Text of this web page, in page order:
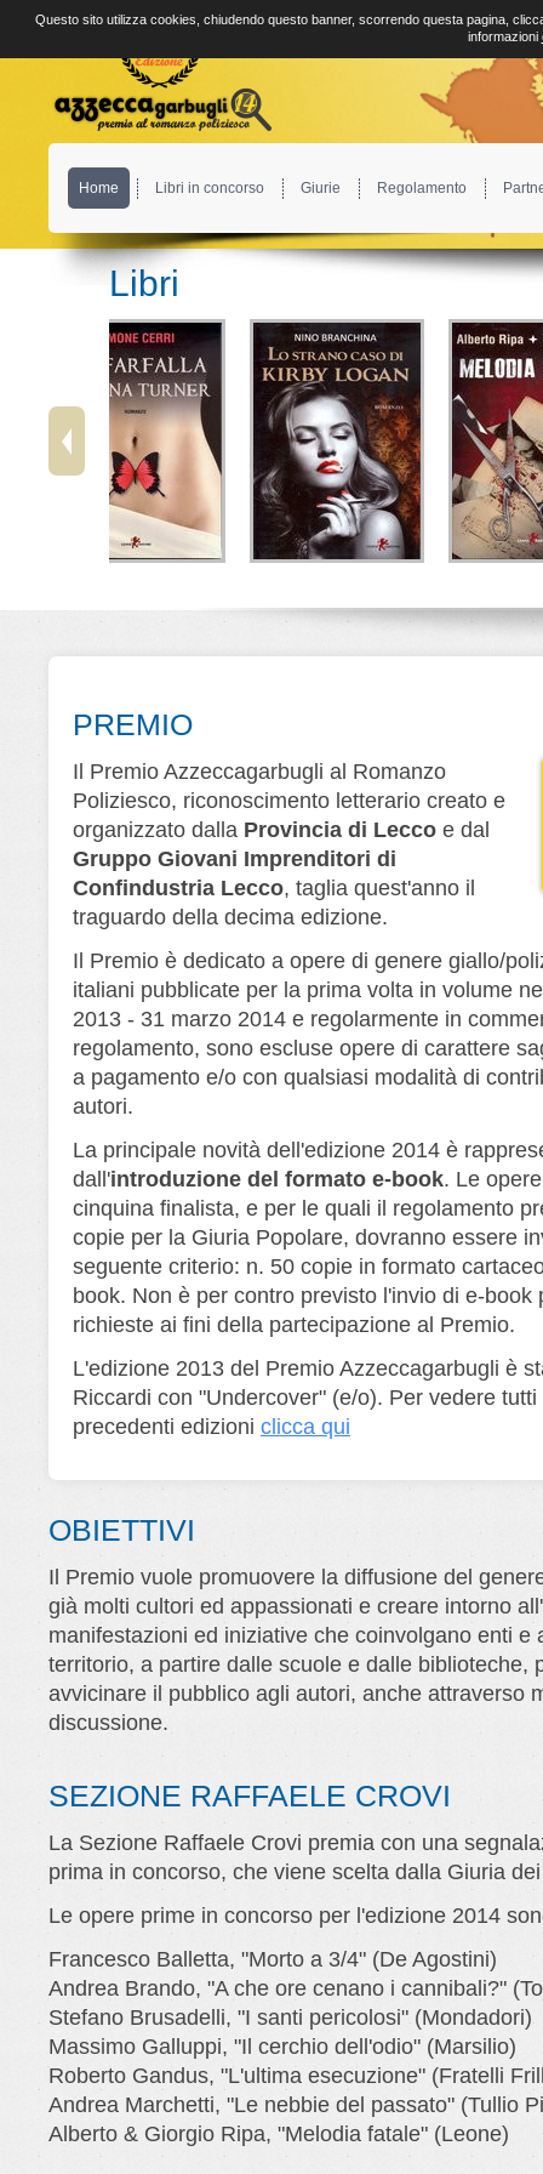
Home Libri in concorso Giurie Regolamento
Libri
Ripa
PREMIO
Il Premio Azzeccagarbugli al Romanzo
Poliziesco, riconoscimento letterario creato e
organizzato dalla Provincia di Lecco e dal
Gruppo Giovani Imprenditori di
Confindustria Lecco, taglia quest'anno il
traguardo della decima edizione.
Il Premio è dedicato a opere di genere giallo/
italiani pubblicate per la prima volta in volume
2013 - 31 marzo 2014 e regolarmente in
regolamento, sono escluse opere di carattere
a pagamento e/o con qualsiasi modalità di
autori.
La principale novità dell'edizione 2014 è
dall'introduzione del formato e-book. Le
cinquina finalista, e per le quali il regolamento
copie per la Giuria Popolare, dovranno essere
seguente criterio: n. 50 copie in formato
book. Non è per contro previsto l'invio di e-book
richieste ai fini della partecipazione al Premio.
L'edizione 2013 del Premio Azzeccagarbugli è
Riccardi con "Undercover" (e/o). Per vedere
precedenti edizioni clicca qui
OBIETTIVI
Il Premio vuole promuovere la diffusione del
già molti cultori ed appassionati e creare intorno
manifestazioni ed iniziative che coinvolgano enti e
territorio, a partire dalle scuole e dalle biblioteche,
avvicinare il pubblico agli autori, anche attraverso
discussione.
SEZIONE RAFFAELE CROVI
La Sezione Raffaele Crovi premia con una
prima in concorso, che viene scelta dalla Giuria
Le opere prime in concorso per l'edizione 2014
Francesco Balletta, "Morto a 3/4" (De Agostini)
Andrea Brando, "A che ore cenano i cannibali?"
Stefano Brusadelli, "I santi pericolosi" (Mondadori)
Massimo Galluppi, "Il cerchio dell'odio" (Marsilio)
Roberto Gandus, "L'ultima esecuzione" (Fratelli
Andrea Marchetti, "Le nebbie del passato" (Tullio
Alberto & Giorgio Ripa, "Melodia fatale" (Leone)
Questo sito utilizza cookies, chiudendo questo banner, scorrendo questa pagina,
informazioni